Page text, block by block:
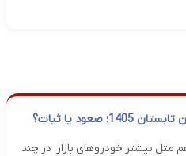
یا ثبات؟
مثل بیشتر خودروهای بازار، در چند